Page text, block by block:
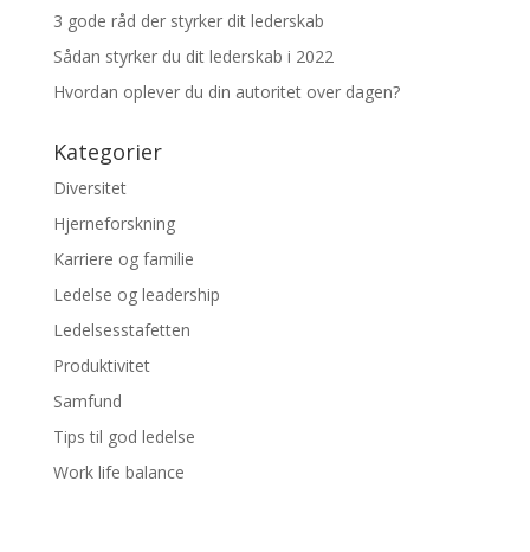
3 gode råd der styrker dit lederskab
Sådan styrker du dit lederskab i 2022
Hvordan oplever du din autoritet over dagen?
Kategorier
Diversitet
Hjerneforskning
Karriere og familie
Ledelse og leadership
Ledelsesstafetten
Produktivitet
Samfund
Tips til god ledelse
Work life balance